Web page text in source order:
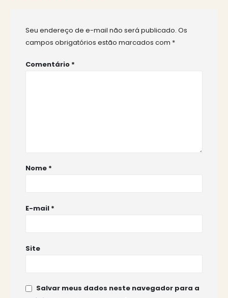
Seu endereço de e-mail não será publicado. Os
campos obrigatórios estão marcados com *
Comentário *
Nome *
E-mail *
Site
Salvar meus dados neste navegador para a